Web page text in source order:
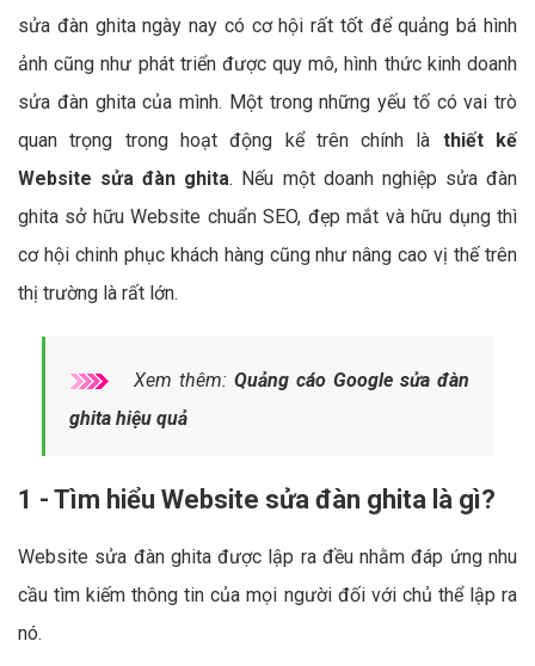
sửa đàn ghita ngày nay có cơ hội rất tốt để quảng bá hình
ảnh cũng như phát triển được quy mô, hình thức kinh doanh
sửa đàn ghita của mình. Một trong những yếu tố có vai trò
quan trọng trong hoạt động kể trên chính là thiết kế
Website sửa đàn ghita. Nếu một doanh nghiệp sửa đàn
ghita sở hữu Website chuẩn SEO, đẹp mắt và hữu dụng thì
cơ hội chinh phục khách hàng cũng như nâng cao vị thế trên
thị trường là rất lớn.
Xem thêm: Quảng cáo Google sửa đàn
ghita hiệu quả
1 - Tìm hiểu Website sửa đàn ghita là gì?
Website sửa đàn ghita được lập ra đều nhằm đáp ứng nhu
cầu tìm kiếm thông tin của mọi người đối với chủ thể lập ra
nó.